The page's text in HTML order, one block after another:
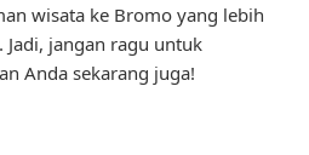
wisata ke Bromo yang lebih
jangan ragu untuk
Anda sekarang juga!